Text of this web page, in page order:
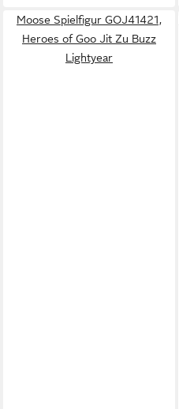
Moose Spielfigur GOJ41421,
Heroes of Goo Jit Zu Buzz
Lightyear